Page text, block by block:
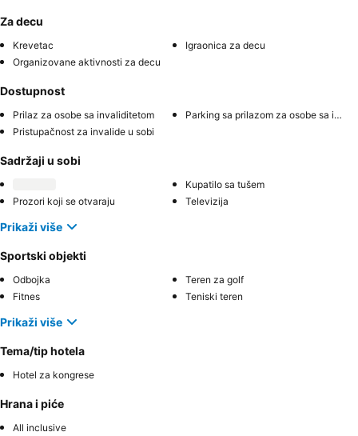
Za decu
Krevetac
Igraonica za decu
Organizovane aktivnosti za decu
Dostupnost
Prilaz za osobe sa invaliditetom
Parking sa prilazom za osobe sa invaliditetom
Pristupačnost za invalide u sobi
Sadržaji u sobi
Kupatilo sa tušem
Prozori koji se otvaraju
Televizija
Prikaži više
Sportski objekti
Odbojka
Teren za golf
Fitnes
Teniski teren
Prikaži više
Tema/tip hotela
Hotel za kongrese
Hrana i piće
All inclusive